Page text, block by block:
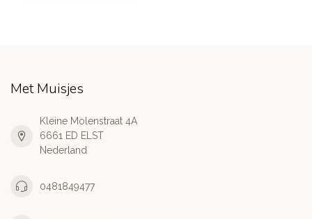
Met Muisjes
Kleine Molenstraat 4A
6661 ED ELST
Nederland
0481849477